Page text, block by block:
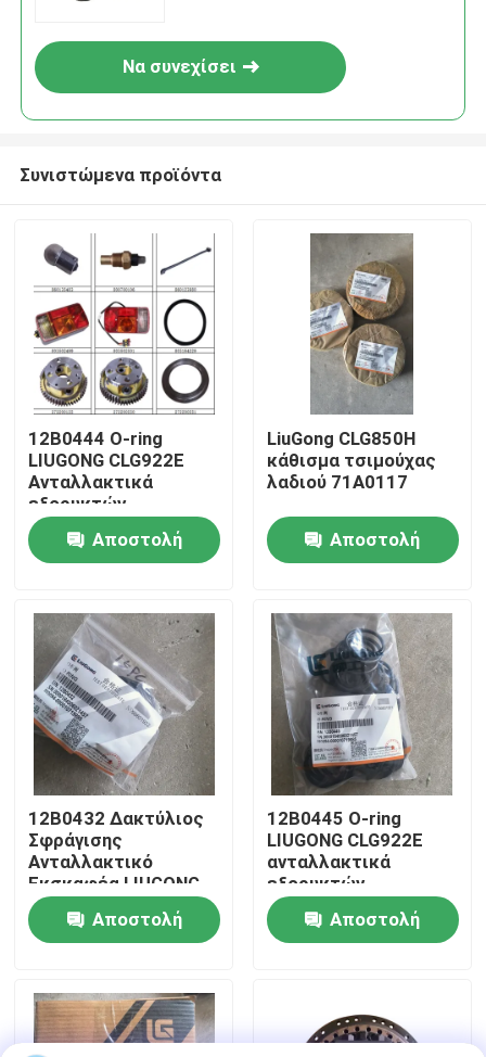
Αρχική Σελίδα
Προϊόντα
Σχετικά με εμάς
Γύρος εργοστασίων
Ποιοτικός έλεγχος
επαφή
Νέα
Ζητήστε ένα απόσπασμα
Ανταλλακτικά Cummins
Να συνεχίσει
Συνιστώμενα προϊόντα
12Β0444 Ο-ring
LIUGONG CLG922E
Ανταλλακτικά
εξορυκτών
Αποστολή
LiuGong CLG850H
κάθισμα τσιμούχας
λαδιού 71A0117
Αποστολή
12B0432 Δακτύλιος
Σφράγισης
Ανταλλακτικό
Εκσκαφέα LIUGONG
CLG922E
Αποστολή
12Β0445 Ο-ring
LIUGONG CLG922E
ανταλλακτικά
εξορυκτών
Αποστολή